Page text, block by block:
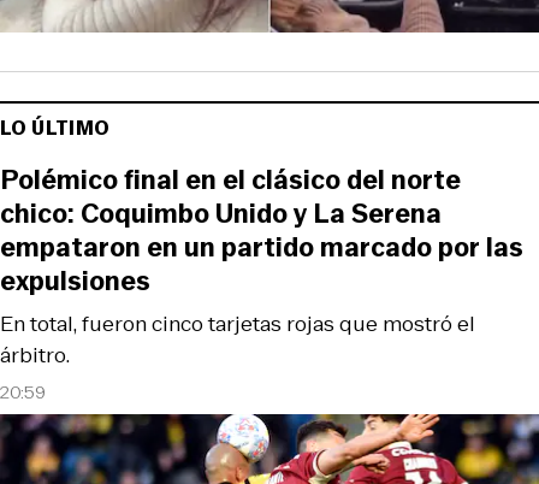
LO ÚLTIMO
20:59
En total, fueron cinco tarjetas rojas que mostró el
árbitro.
Polémico final en el clásico del norte
chico: Coquimbo Unido y La Serena
empataron en un partido marcado por las
expulsiones